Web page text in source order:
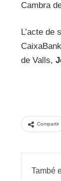
Cambra
L’acte de
de Valls,
Compartir
També